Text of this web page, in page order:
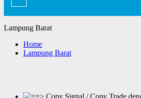
Lampung Barat
Home
Lampung Barat